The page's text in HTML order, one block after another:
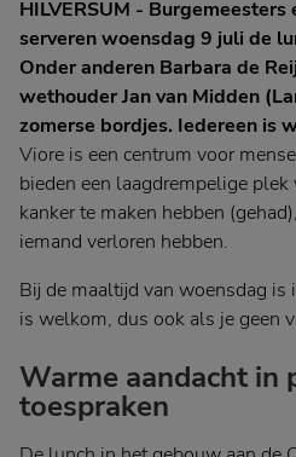
HILVERSUM -
serveren woensdag 9 juli de
Onder anderen Barbara de
wethouder Jan van Midden
zomerse bordjes. Iedereen is
Viore is een centrum voor
bieden een laagdrempelige
kanker te maken hebben
iemand verloren hebben.
Bij de maaltijd van woensdag is
is welkom, dus ook als je geen
Warme aandacht in
toespraken